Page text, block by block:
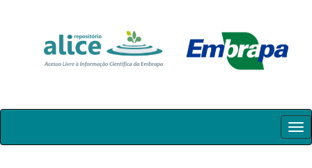
Skip